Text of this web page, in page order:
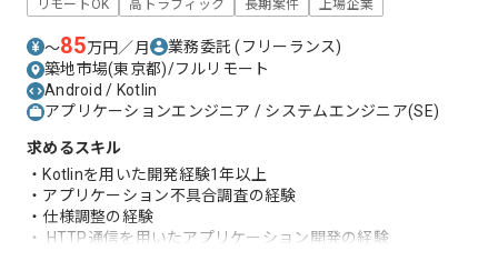
リモートOK 高トラフィック 長期案件 上場企業
〜85万円／月 業務委託(フリーランス)
築地市場(東京都)/フルリモート
Android / Kotlin
アプリケーションエンジニア / システムエンジニア(SE)
求めるスキル
・Kotlinを用いた開発経験1年以上
・アプリケーション不具合調査の経験
・仕様調整の経験
・ HTTP通信を用いたアプリケーション開発の経験